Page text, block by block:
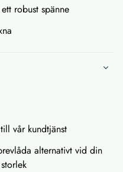
robust spänne
vår kundtjänst
alternativt vid din